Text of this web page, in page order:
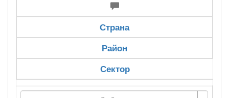
Страна
Район
Сектор